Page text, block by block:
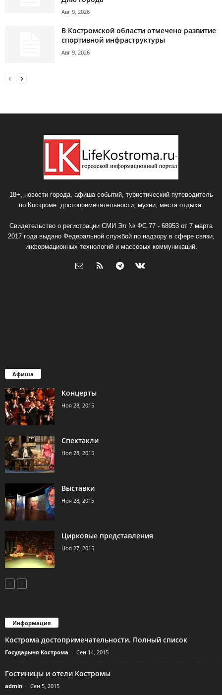
Авг 9, 2026
В Костромской области отмечено развитие
спортивной инфраструктуры
Авг 9, 2026
18+, новости города, афиша событий, туристический путеводитель
по Костроме: достопримечательности, музеи, места отдыха.
Свидетельство о регистрации СМИ Эл № ФС 77 - 68953 от 7 марта
2017 года выдано Федеральной службой по надзору в сфере связи,
информационных технологий и массовых коммуникаций.
Афиша
Концерты
Ноя 28, 2015
Спектакли
Ноя 28, 2015
Выставки
Ноя 28, 2015
Цирковые представления
Ноя 27, 2015
Информация
Кострома достопримечательности. Полный список
Государыня Кострома - Сен 14, 2015
Гостиницы и отели Костромы
admin - Сен 5, 2015